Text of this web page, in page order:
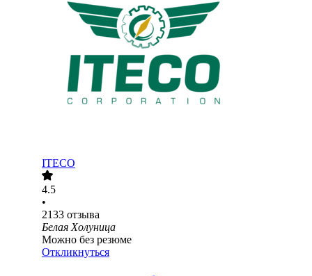
ITECO
4.5
•
2133 отзыва
Белая Холуница
Можно без резюме
Откликнуться